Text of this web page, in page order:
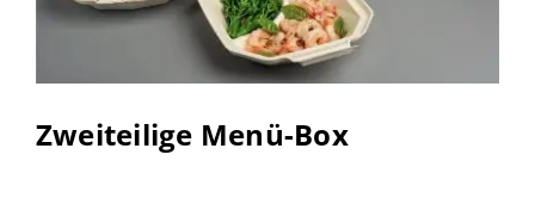
Zweiteilige Menü-Box